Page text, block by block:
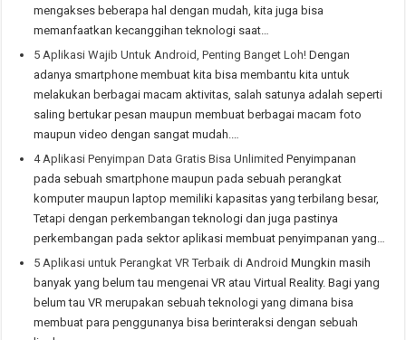
mengakses beberapa hal dengan mudah, kita juga bisa
memanfaatkan kecanggihan teknologi saat…
5 Aplikasi Wajib Untuk Android, Penting Banget Loh! Dengan
adanya smartphone membuat kita bisa membantu kita untuk
melakukan berbagai macam aktivitas, salah satunya adalah seperti
saling bertukar pesan maupun membuat berbagai macam foto
maupun video dengan sangat mudah.…
4 Aplikasi Penyimpan Data Gratis Bisa Unlimited Penyimpanan
pada sebuah smartphone maupun pada sebuah perangkat
komputer maupun laptop memiliki kapasitas yang terbilang besar,
Tetapi dengan perkembangan teknologi dan juga pastinya
perkembangan pada sektor aplikasi membuat penyimpanan yang…
5 Aplikasi untuk Perangkat VR Terbaik di Android Mungkin masih
banyak yang belum tau mengenai VR atau Virtual Reality. Bagi yang
belum tau VR merupakan sebuah teknologi yang dimana bisa
membuat para penggunanya bisa berinteraksi dengan sebuah